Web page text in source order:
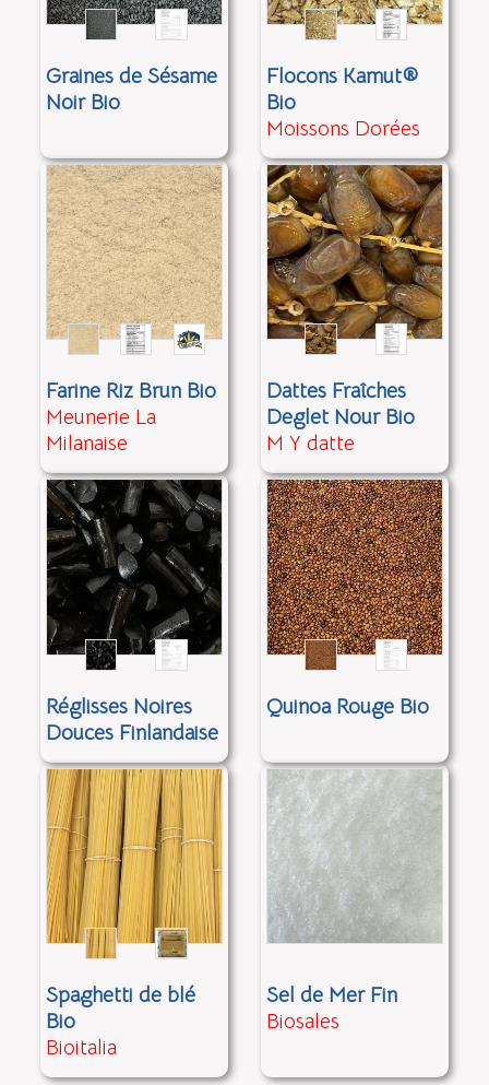
Graines de Sésame
Noir Bio
Flocons Kamut®
Bio
Moissons Dorées
Farine Riz Brun Bio
Meunerie La
Milanaise
Dattes Fraîches
Deglet Nour Bio
M Y datte
Réglisses Noires
Douces Finlandaise
Quinoa Rouge Bio
Spaghetti de blé
Bio
Bioitalia
Sel de Mer Fin
Biosales